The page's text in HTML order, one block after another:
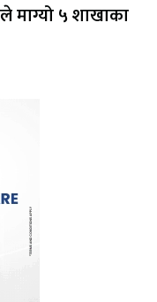
माग्यो ५ शाखाका